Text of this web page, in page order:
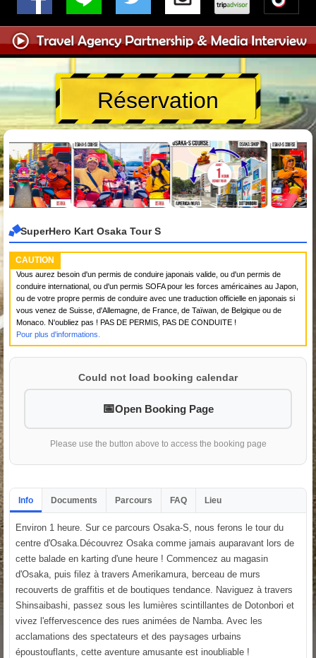
Réservation
SuperHero Kart Osaka Tour S
CAUTION
Vous aurez besoin d'un permis de conduire japonais valide, ou d'un permis de
conduire international, ou d'un permis SOFA pour les forces américaines au Japon,
ou de votre propre permis de conduire avec une traduction officielle en japonais si
vous venez de Suisse, d'Allemagne, de France, de Taïwan, de Belgique ou de
Monaco. N'oubliez pas ! PAS DE PERMIS, PAS DE CONDUITE !
Pour plus d'informations.
Could not load booking calendar
Open Booking Page
Please use the button above to access the booking page
Info Documents Parcours FAQ Lieu
Environ 1 heure. Sur ce parcours Osaka-S, nous ferons le tour du
centre d'Osaka.Découvrez Osaka comme jamais auparavant lors de
cette balade en karting d'une heure ! Commencez au magasin
d'Osaka, puis filez à travers Amerikamura, berceau de murs
recouverts de graffitis et de boutiques tendance. Naviguez à travers
Shinsaibashi, passez sous les lumières scintillantes de Dotonbori et
vivez l'effervescence des rues animées de Namba. Avec les
acclamations des spectateurs et des paysages urbains
époustouflants, cette aventure amusante est inoubliable !